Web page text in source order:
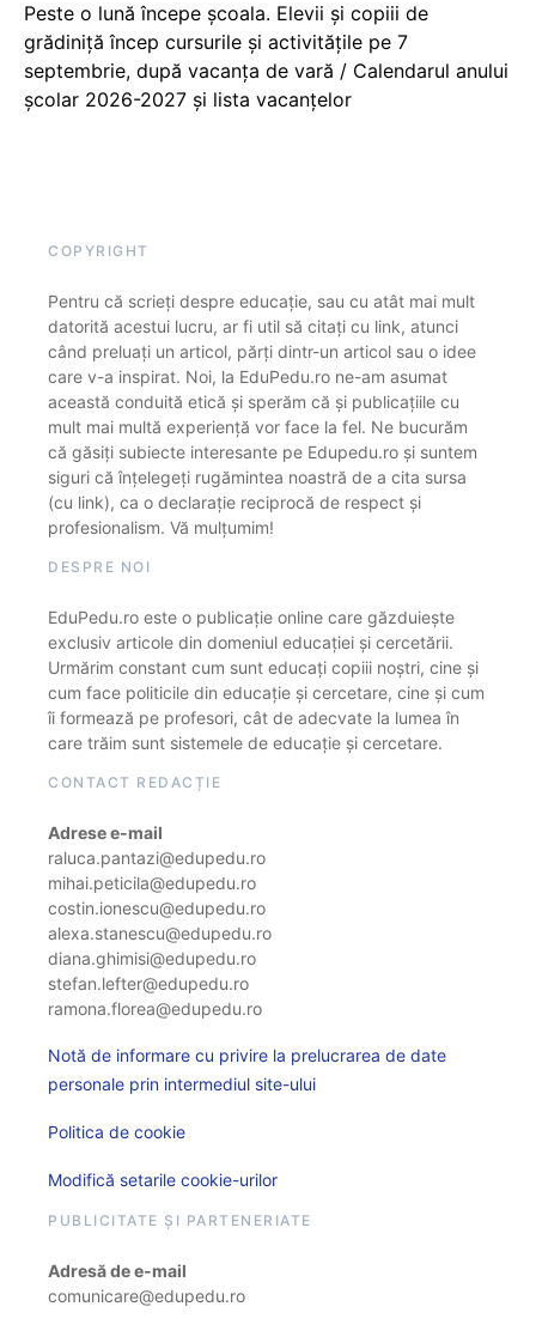
Peste o lună începe școala. Elevii și copiii de
grădiniță încep cursurile și activitățile pe 7
septembrie, după vacanța de vară / Calendarul anului
școlar 2026-2027 și lista vacanțelor
COPYRIGHT
Pentru că scrieți despre educație, sau cu atât mai mult
datorită acestui lucru, ar fi util să citați cu link, atunci
când preluați un articol, părți dintr-un articol sau o idee
care v-a inspirat. Noi, la EduPedu.ro ne-am asumat
această conduită etică și sperăm că și publicațiile cu
mult mai multă experiență vor face la fel. Ne bucurăm
că găsiți subiecte interesante pe Edupedu.ro și suntem
siguri că înțelegeți rugămintea noastră de a cita sursa
(cu link), ca o declarație reciprocă de respect și
profesionalism. Vă mulțumim!
DESPRE NOI
EduPedu.ro este o publicație online care găzduiește
exclusiv articole din domeniul educației și cercetării.
Urmărim constant cum sunt educați copiii noștri, cine și
cum face politicile din educație și cercetare, cine și cum
îi formează pe profesori, cât de adecvate la lumea în
care trăim sunt sistemele de educație și cercetare.
CONTACT REDACȚIE
Adrese e-mail
raluca.pantazi@edupedu.ro
mihai.peticila@edupedu.ro
costin.ionescu@edupedu.ro
alexa.stanescu@edupedu.ro
diana.ghimisi@edupedu.ro
stefan.lefter@edupedu.ro
ramona.florea@edupedu.ro
Notă de informare cu privire la prelucrarea de date
personale prin intermediul site-ului
Politica de cookie
Modifică setarile cookie-urilor
PUBLICITATE ȘI PARTENERIATE
Adresă de e-mail
comunicare@edupedu.ro